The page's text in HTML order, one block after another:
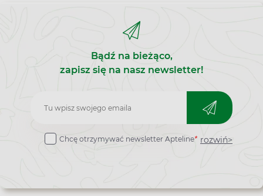
Bądź na bieżąco,
zapisz się na nasz newsletter!
Zapisz
do
Chcę otrzymywać newsletter Apteline* rozwiń>